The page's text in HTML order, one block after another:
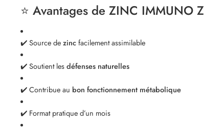
⭐ Avantages de ZINC IMMUNO Z
✔️ Source dezincfacilement assimilable
✔️ Soutient lesdéfenses naturelles
✔️ Contribue au bon fonctionnement métabolique
✔️ Format pratique d’un mois